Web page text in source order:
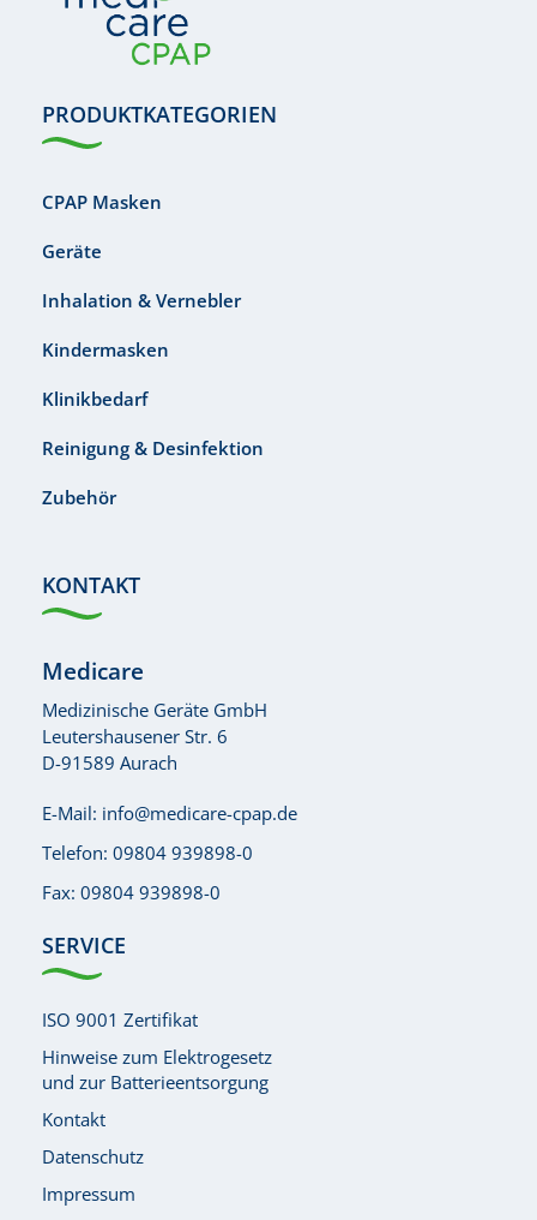
PRODUKTKATEGORIEN
CPAP Masken
Geräte
Inhalation & Vernebler
Kindermasken
Klinikbedarf
Reinigung & Desinfektion
Zubehör
KONTAKT
Medicare
Medizinische Geräte GmbH
Leutershausener Str. 6
D-91589 Aurach
E-Mail: info@medicare-cpap.de
Telefon: 09804 939898-0
Fax: 09804 939898-0
SERVICE
ISO 9001 Zertifikat
Hinweise zum Elektrogesetz
und zur Batterieentsorgung
Kontakt
Datenschutz
Impressum